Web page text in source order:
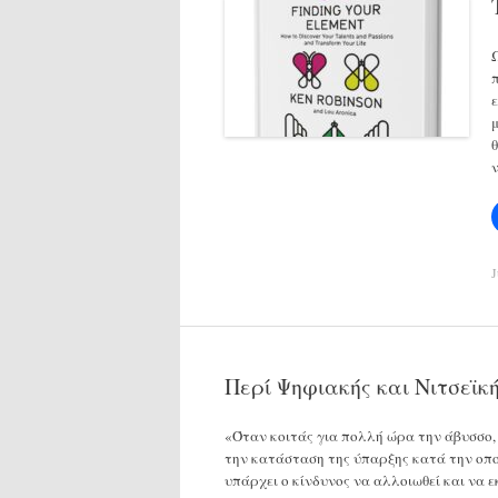
Περί Ψηφιακής και
«Όταν κοιτάς για πολλή ώρα την
την κατάσταση της ύπαρξης κατά την
υπάρχει ο κίνδυνος να αλλοιωθεί και να